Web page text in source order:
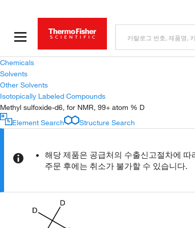
Chemicals
Solvents
Other Solvents
Isotopically Labeled Compounds
Methyl sulfoxide-d6, for NMR, 99+ atom % D
Element Search
Structure Search
해당 제품은 공급처의 수출신고절차에
주문 후에는 취소가 불가할 수 있습니다.